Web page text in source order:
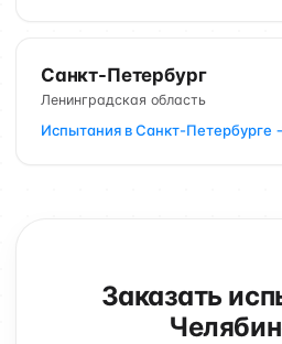
Санкт-Петербург
Ленинградская область
Испытания в Санкт-Петербурге
Заказать